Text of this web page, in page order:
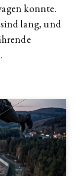
konnte.
lang, und